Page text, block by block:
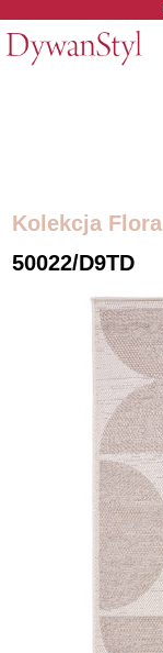
Kolekcja Flora
50022/D9TD